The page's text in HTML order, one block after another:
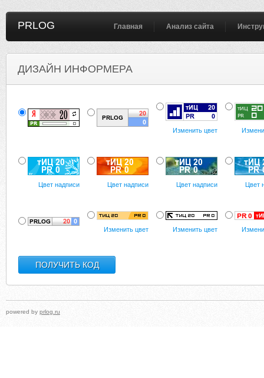
PRLOG Главная Анализ сайта
ДИЗАЙН ИНФОРМЕРА
Изменить цвет
Цвет надписи Цвет надписи Цвет надписи Цвет
Изменить цвет Изменить цвет
powered by prlog.ru